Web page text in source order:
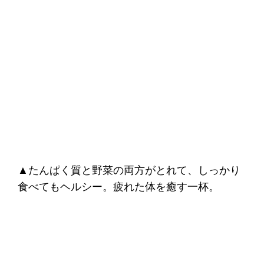
▲たんぱく質と野菜の両方がとれて、しっかり
食べてもヘルシー。疲れた体を癒す一杯。